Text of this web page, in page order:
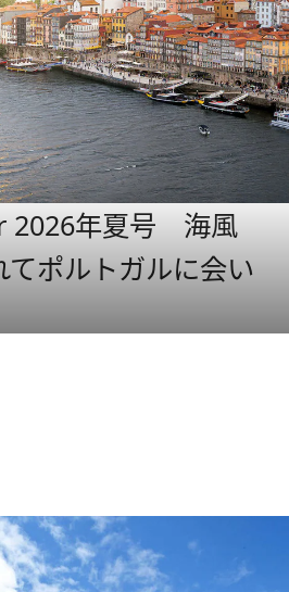
2026年夏号 海風
てポルトガルに会い